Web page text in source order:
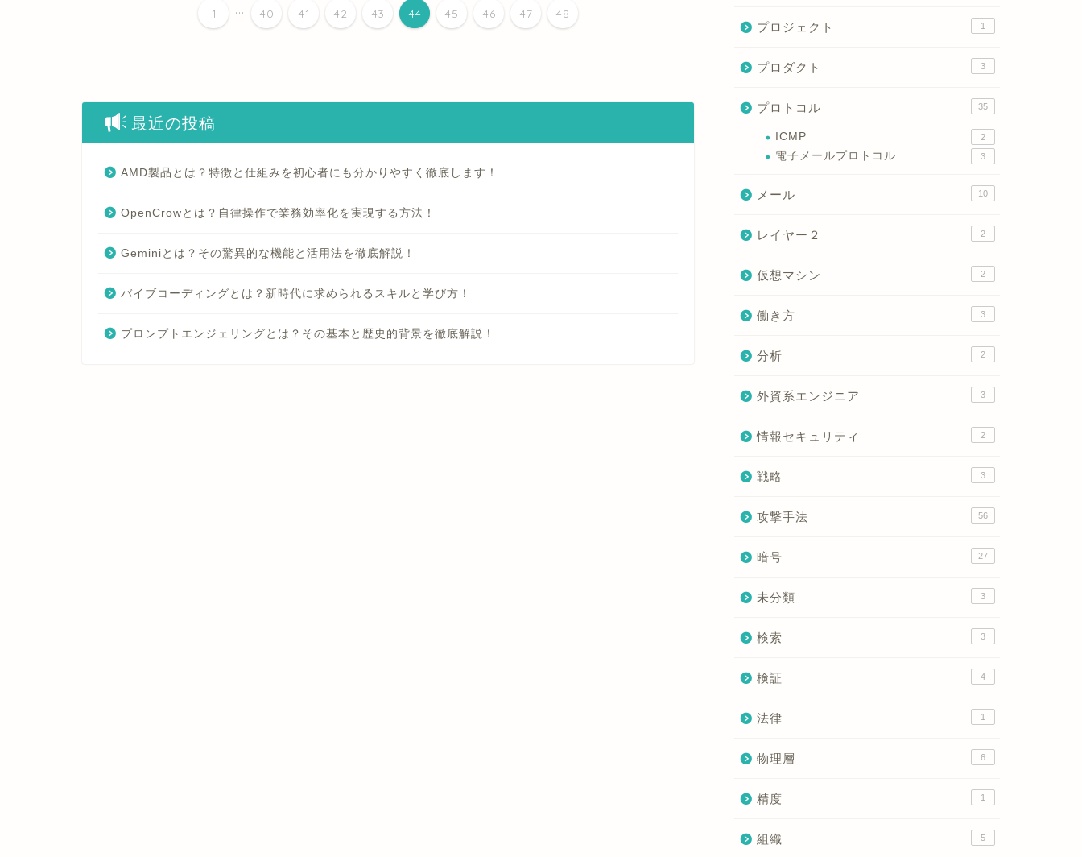
1 ... 40 41 42 43 44 45 46 47 48
next
最近の投稿
AMD製品とは？特徴と仕組みを初心者にも分かりやすく徹底します！
OpenCrowとは？自律操作で業務効率化を実現する方法！
Geminiとは？その驚異的な機能と活用法を徹底解説！
バイブコーディングとは？新時代に求められるスキルと学び方！
プロンプトエンジェリングとは？その基本と歴史的背景を徹底解説！
プロジェクト 1
プロダクト 3
プロトコル 35
ICMP 2
電子メールプロトコル 3
メール 10
レイヤー２ 2
仮想マシン 2
働き方 3
分析 2
外資系エンジニア 3
情報セキュリティ 2
戦略 3
攻撃手法 56
暗号 27
未分類 3
検索 3
検証 4
法律 1
物理層 6
精度 1
組織 5